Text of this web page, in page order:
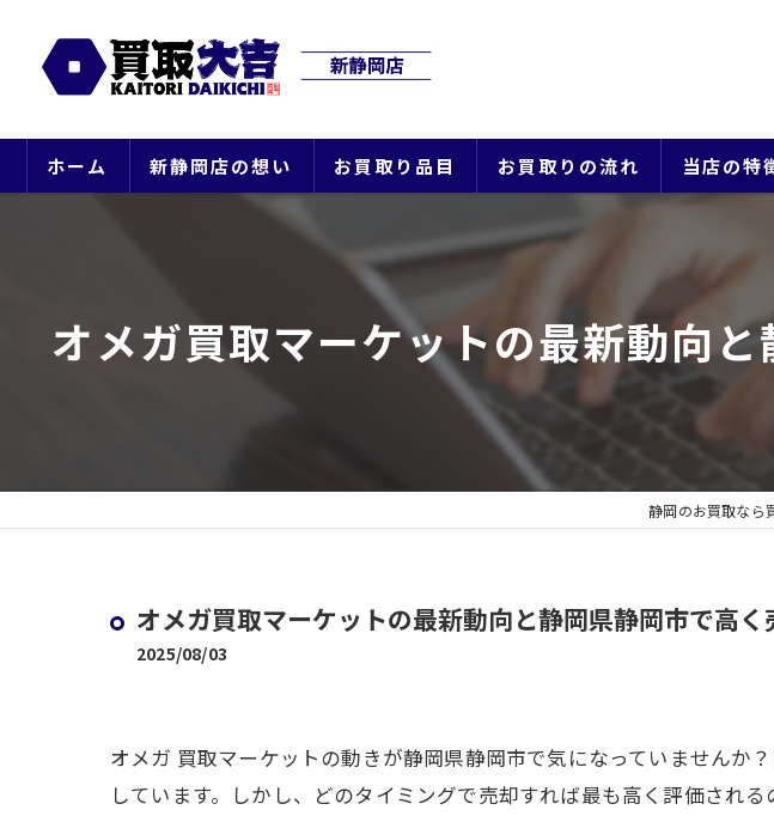
ホーム 新静岡店の想い お買取り品目 お買取りの流れ 当店の特
ブランド
ジュエリー
時計
オメガ買取マーケットの最新動向
静岡のお買取なら
オメガ買取マーケットの最新動向と静岡県静岡市で高
2025/08/03
オメガ 買取マーケットの動きが静岡県静岡市で気になっていませんか
しています。しかし、どのタイミングで売却すれば最も高く評価され